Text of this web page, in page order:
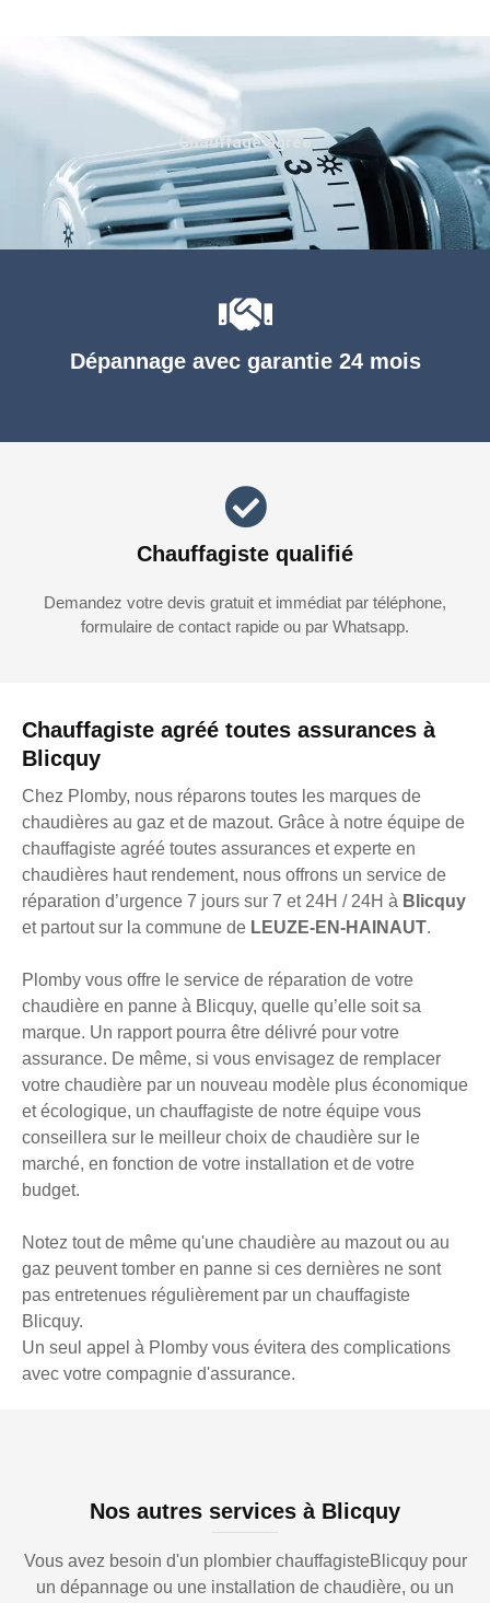
Chauffagiste agréé toutes assurances à
Blicquy
Chez Plomby, nous réparons toutes les marques de
chaudières au gaz et de mazout. Grâce à notre équipe de
chauffagiste agréé toutes assurances et experte en
chaudières haut rendement, nous offrons un service de
réparation d’urgence 7 jours sur 7 et 24H / 24H à Blicquy
et partout sur la commune de LEUZE-EN-HAINAUT.
Plomby vous offre le service de réparation de votre
chaudière en panne à Blicquy, quelle qu’elle soit sa
marque. Un rapport pourra être délivré pour votre
assurance. De même, si vous envisagez de remplacer
votre chaudière par un nouveau modèle plus économique
et écologique, un chauffagiste de notre équipe vous
conseillera sur le meilleur choix de chaudière sur le
marché, en fonction de votre installation et de votre
budget.
Notez tout de même qu'une chaudière au mazout ou au
gaz peuvent tomber en panne si ces dernières ne sont
pas entretenues régulièrement par un chauffagiste
Blicquy.
Un seul appel à Plomby vous évitera des complications
avec votre compagnie d'assurance.
Dépannage avec garantie 24 mois
Chauffagiste qualifié
Demandez votre devis gratuit et immédiat par téléphone,
formulaire de contact rapide ou par Whatsapp.
Chauffage agréé
Nos autres services à Blicquy
Vous avez besoin d'un plombier chauffagisteBlicquy pour
un dépannage ou une installation de chaudière, ou un